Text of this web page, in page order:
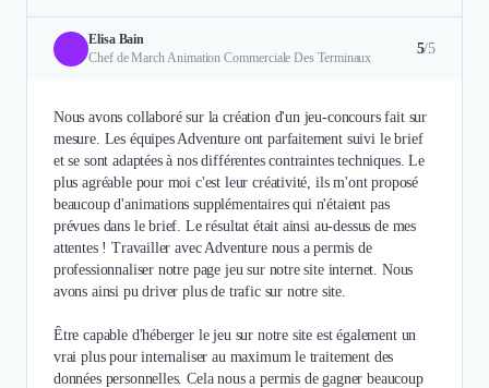
Elisa Bain
Chef de March Animation Commerciale Des Terminaux
5/5
Nous avons collaboré sur la création d'un jeu-concours fait sur
mesure. Les équipes Adventure ont parfaitement suivi le brief
et se sont adaptées à nos différentes contraintes techniques. Le
plus agréable pour moi c'est leur créativité, ils m'ont proposé
beaucoup d'animations supplémentaires qui n'étaient pas
prévues dans le brief. Le résultat était ainsi au-dessus de mes
attentes ! Travailler avec Adventure nous a permis de
professionnaliser notre page jeu sur notre site internet. Nous
avons ainsi pu driver plus de trafic sur notre site.
Être capable d'héberger le jeu sur notre site est également un
vrai plus pour internaliser au maximum le traitement des
données personnelles. Cela nous a permis de gagner beaucoup